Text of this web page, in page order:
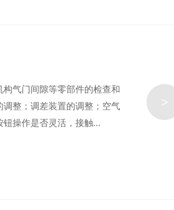
气门间隙等零部件的检查和
整；调差装置的调整；空气
操作是否灵活，接触...
>